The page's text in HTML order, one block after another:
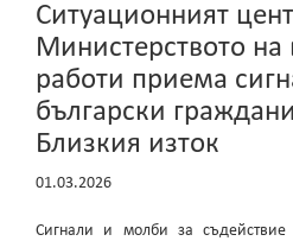
Ситуационният
Министерството
работи приема
български
Близкия изток
01.03.2026
Сигнали и молби за